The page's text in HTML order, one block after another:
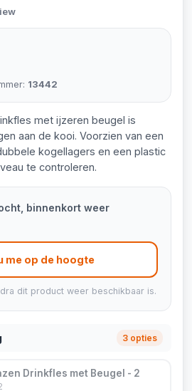
13442
met ijzeren beugel is
aan de kooi. Voorzien van een
kogellagers en een plastic
te controleren.
binnenkort weer
me op de hoogte
dit product weer beschikbaar is.
3 opties
Drinkfles met Beugel - 2